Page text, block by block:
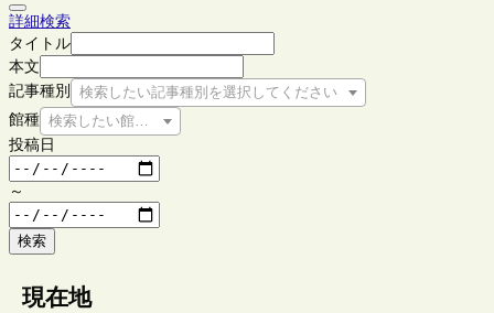
詳細検索
タイトル
本文
記事種別
検索したい記事種別を選択してください
館種 検索したい館種を選択してください
投稿日
～
検索
現在地